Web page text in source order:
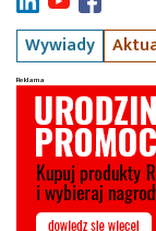
Wywiady